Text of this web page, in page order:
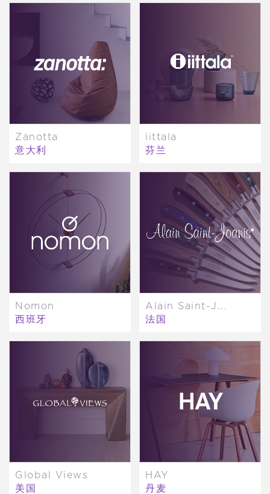
Zanotta
意大利
iittala
芬兰
Nomon
西班牙
Alain Saint-J...
法国
Global Views
美国
HAY
丹麦